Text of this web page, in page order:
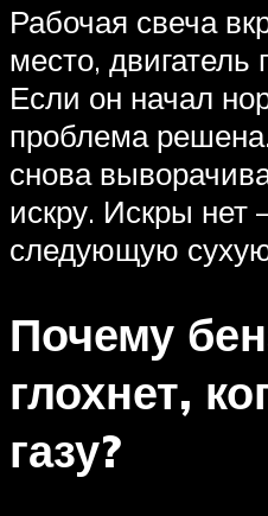
Рабочая свеча
место, двигатель
Если он начал
проблема
снова
искру. Искры нет
следующую
Почему
глохнет,
газу?